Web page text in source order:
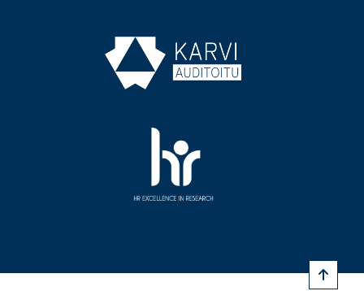
Image
Image